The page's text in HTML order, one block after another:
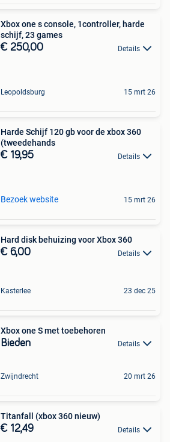
Xbox one s console, 1controller, harde
schijf, 23 games
€ 250,00 Details
Leopoldsburg 15 mrt 26
Harde Schijf 120 gb voor de xbox 360
(tweedehands
€ 19,95 Details
Bezoek website 15 mrt 26
Hard disk behuizing voor Xbox 360
€ 6,00 Details
Kasterlee 23 dec 25
Xbox one S met toebehoren
Bieden Details
Zwijndrecht 20 mrt 26
Titanfall (xbox 360 nieuw)
€ 12,49 Details